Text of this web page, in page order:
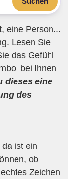
eine Person...
Lesen Sie
das Gefühl
bei Ihnen
dieses eine
des
ist ein
ob
Zeichen